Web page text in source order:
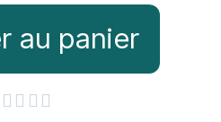
au panier
   